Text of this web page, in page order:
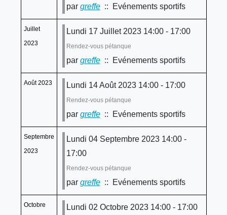
par greffe:: Evénements sportifs
Juillet
2023
Lundi 17 Juillet 2023 14:00 - 17:00
Rendez-vous pétanque
par greffe:: Evénements sportifs
Août 2023 Lundi 14 Août 2023 14:00 - 17:00
Rendez-vous pétanque
par greffe:: Evénements sportifs
Septembre
2023
Lundi 04 Septembre 2023 14:00 -
17:00
Rendez-vous pétanque
par greffe:: Evénements sportifs
Octobre
Lundi 02 Octobre 2023 14:00 - 17:00